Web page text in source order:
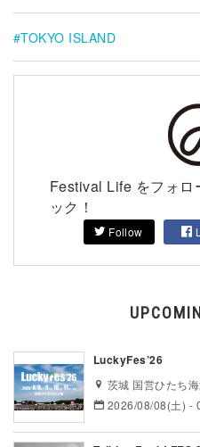
TOKYO ISLAND
Festival Life をフォロ
ック！
Follow
LuckyFes’26
茨城 国営ひたち
2026/08/08(土) -